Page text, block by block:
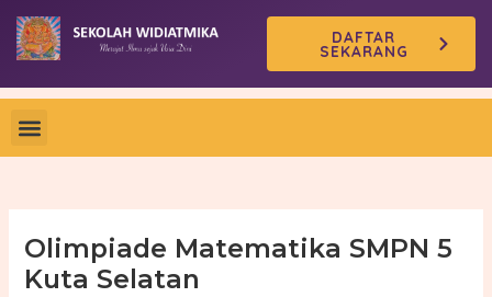
Skip
content
DAFTAR
SEKARANG
Olimpiade Matematika SMPN 5
Kuta Selatan